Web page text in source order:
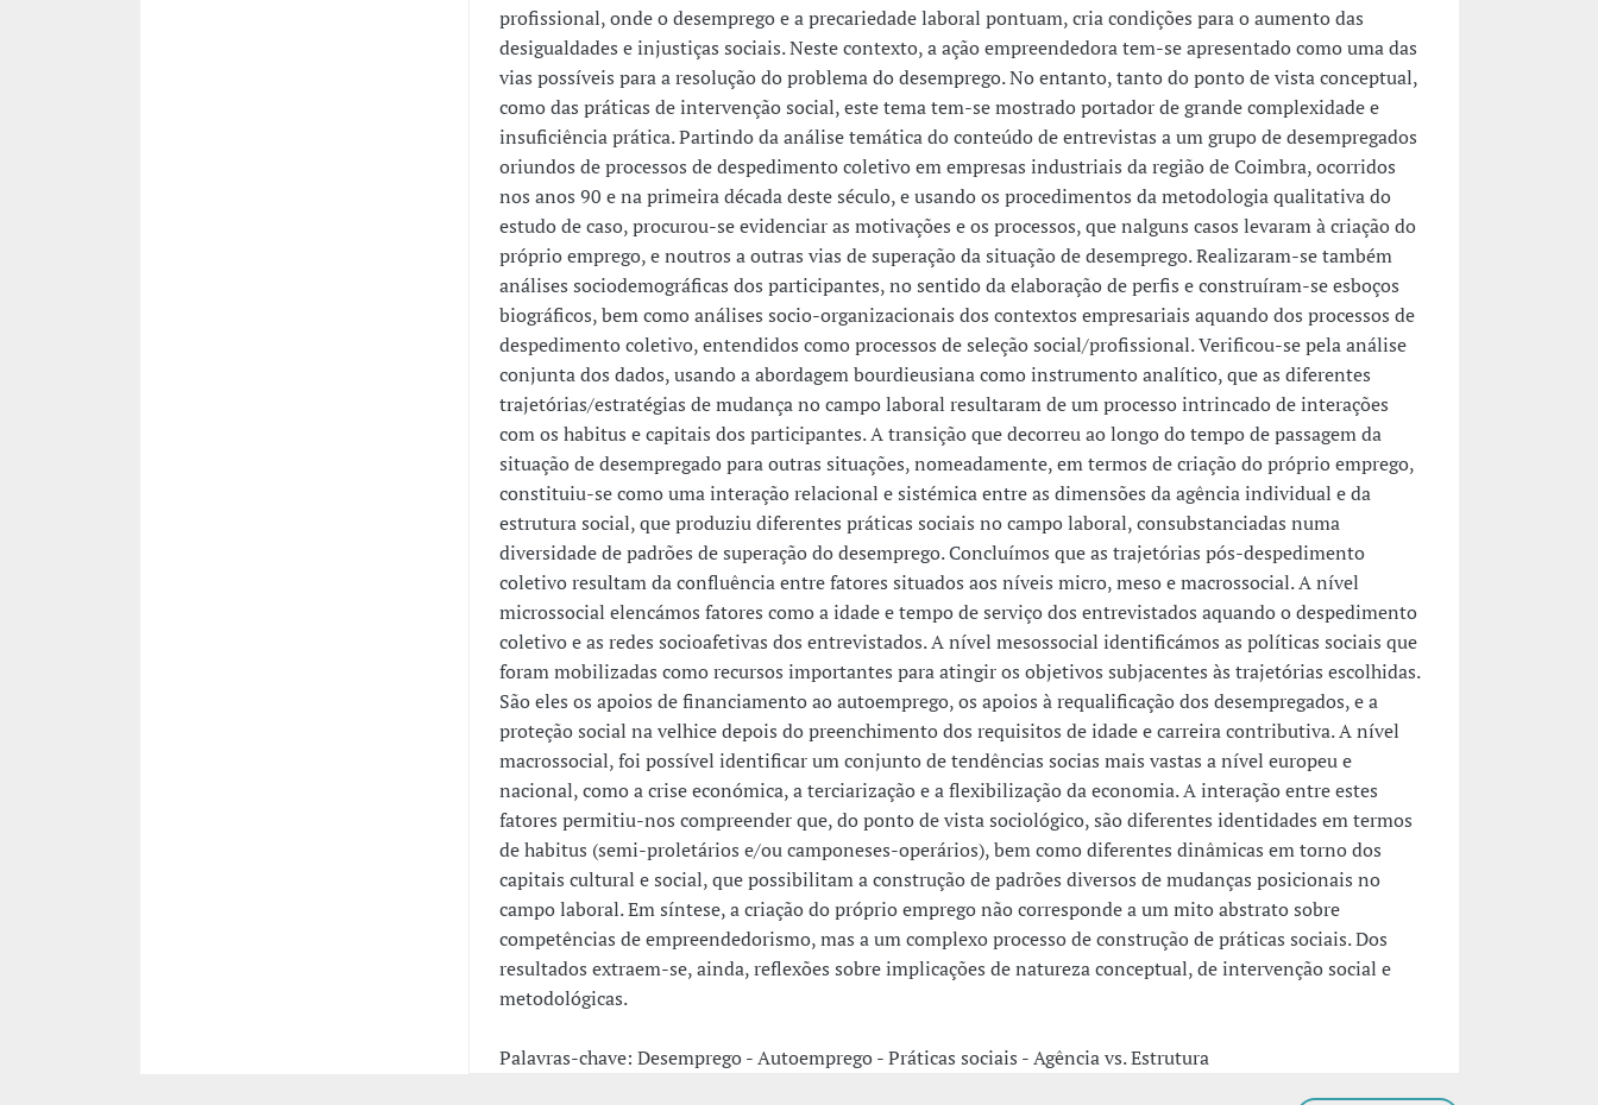
profissional, onde o desemprego e a precariedade laboral pontuam, cria condições para o aumento das
desigualdades e injustiças sociais. Neste contexto, a ação empreendedora tem-se apresentado como uma das
vias possíveis para a resolução do problema do desemprego. No entanto, tanto do ponto de vista conceptual,
como das práticas de intervenção social, este tema tem-se mostrado portador de grande complexidade e
insuficiência prática. Partindo da análise temática do conteúdo de entrevistas a um grupo de desempregados
oriundos de processos de despedimento coletivo em empresas industriais da região de Coimbra, ocorridos
nos anos 90 e na primeira década deste século, e usando os procedimentos da metodologia qualitativa do
estudo de caso, procurou-se evidenciar as motivações e os processos, que nalguns casos levaram à criação do
próprio emprego, e noutros a outras vias de superação da situação de desemprego. Realizaram-se também
análises sociodemográficas dos participantes, no sentido da elaboração de perfis e construíram-se esboços
biográficos, bem como análises socio-organizacionais dos contextos empresariais aquando dos processos de
despedimento coletivo, entendidos como processos de seleção social/profissional. Verificou-se pela análise
conjunta dos dados, usando a abordagem bourdieusiana como instrumento analítico, que as diferentes
trajetórias/estratégias de mudança no campo laboral resultaram de um processo intrincado de interações
com os habitus e capitais dos participantes. A transição que decorreu ao longo do tempo de passagem da
situação de desempregado para outras situações, nomeadamente, em termos de criação do próprio emprego,
constituiu-se como uma interação relacional e sistémica entre as dimensões da agência individual e da
estrutura social, que produziu diferentes práticas sociais no campo laboral, consubstanciadas numa
diversidade de padrões de superação do desemprego. Concluímos que as trajetórias pós-despedimento
coletivo resultam da confluência entre fatores situados aos níveis micro, meso e macrossocial. A nível
microssocial elencámos fatores como a idade e tempo de serviço dos entrevistados aquando o despedimento
coletivo e as redes socioafetivas dos entrevistados. A nível mesossocial identificámos as políticas sociais que
foram mobilizadas como recursos importantes para atingir os objetivos subjacentes às trajetórias escolhidas.
São eles os apoios de financiamento ao autoemprego, os apoios à requalificação dos desempregados, e a
proteção social na velhice depois do preenchimento dos requisitos de idade e carreira contributiva. A nível
macrossocial, foi possível identificar um conjunto de tendências socias mais vastas a nível europeu e
nacional, como a crise económica, a terciarização e a flexibilização da economia. A interação entre estes
fatores permitiu-nos compreender que, do ponto de vista sociológico, são diferentes identidades em termos
de habitus (semi-proletários e/ou camponeses-operários), bem como diferentes dinâmicas em torno dos
capitais cultural e social, que possibilitam a construção de padrões diversos de mudanças posicionais no
campo laboral. Em síntese, a criação do próprio emprego não corresponde a um mito abstrato sobre
competências de empreendedorismo, mas a um complexo processo de construção de práticas sociais. Dos
resultados extraem-se, ainda, reflexões sobre implicações de natureza conceptual, de intervenção social e
metodológicas.
Palavras-chave: Desemprego - Autoemprego - Práticas sociais - Agência vs. Estrutura